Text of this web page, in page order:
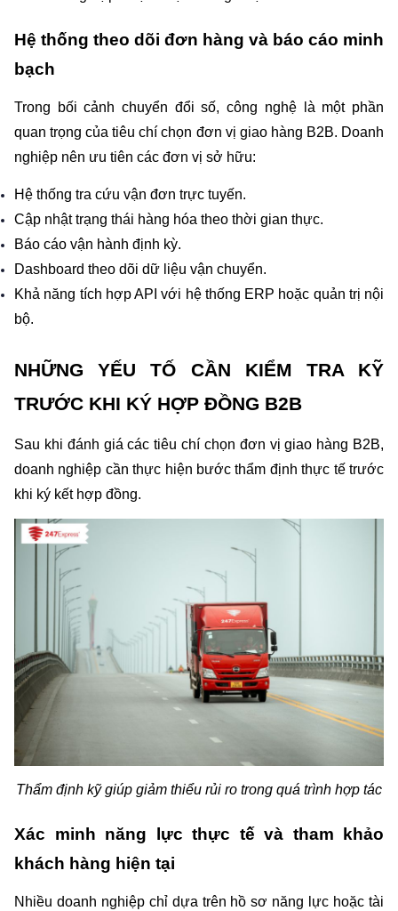
Hệ thống theo dõi đơn hàng và báo cáo minh
bạch
Trong bối cảnh chuyển đổi số, công nghệ là một phần
quan trọng của tiêu chí chọn đơn vị giao hàng B2B. Doanh
nghiệp nên ưu tiên các đơn vị sở hữu:
Hệ thống tra cứu vận đơn trực tuyến.
Cập nhật trạng thái hàng hóa theo thời gian thực.
Báo cáo vận hành định kỳ.
Dashboard theo dõi dữ liệu vận chuyển.
Khả năng tích hợp API với hệ thống ERP hoặc quản trị nội
bộ.
NHỮNG YẾU TỐ CẦN KIỂM TRA KỸ
TRƯỚC KHI KÝ HỢP ĐỒNG B2B
Sau khi đánh giá các tiêu chí chọn đơn vị giao hàng B2B,
doanh nghiệp cần thực hiện bước thẩm định thực tế trước
khi ký kết hợp đồng.
Thẩm định kỹ giúp giảm thiểu rủi ro trong quá trình hợp tác
Xác minh năng lực thực tế và tham khảo
khách hàng hiện tại
Nhiều doanh nghiệp chỉ dựa trên hồ sơ năng lực hoặc tài